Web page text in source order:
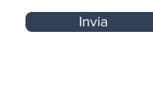
Invia